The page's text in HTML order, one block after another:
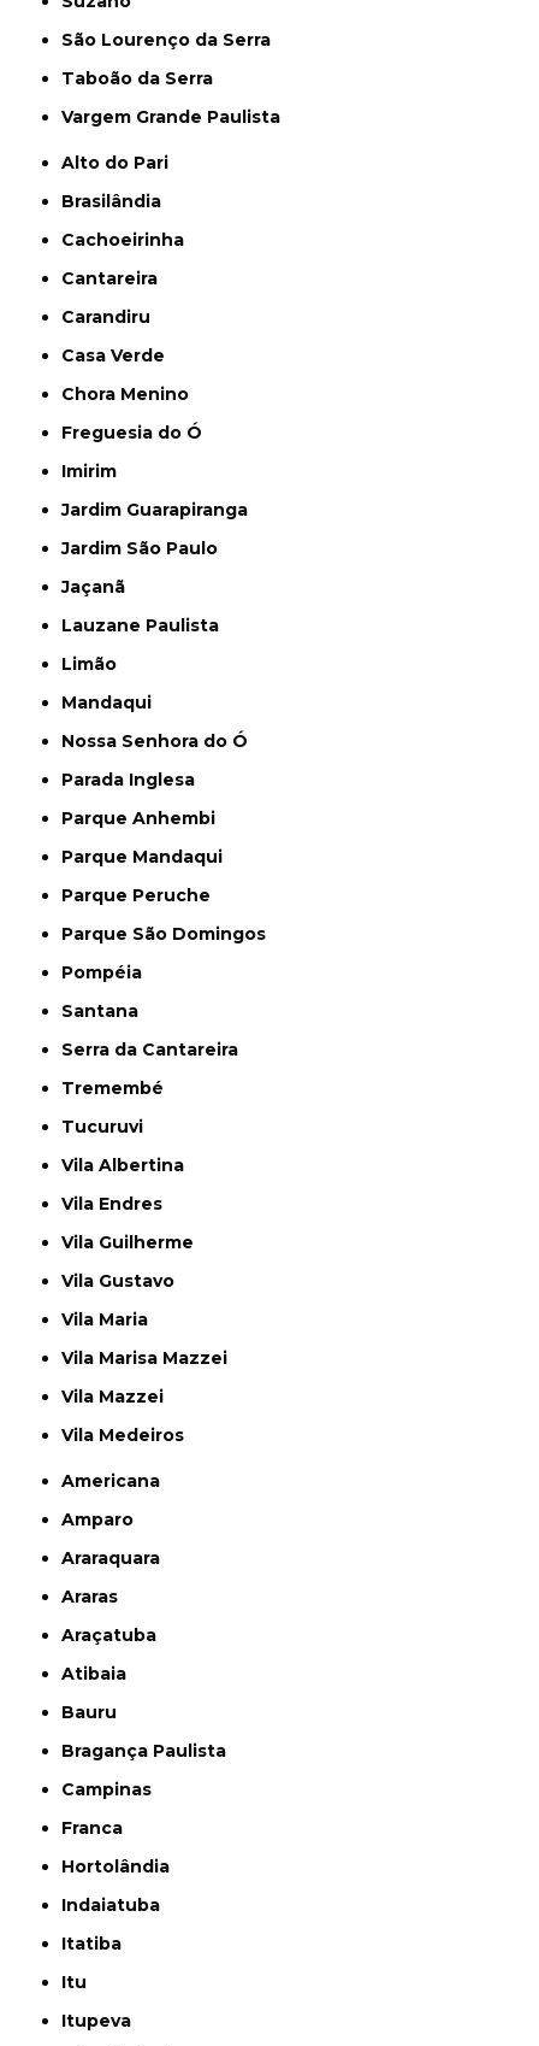
São Lourenço da Serra
Taboão da Serra
Vargem Grande Paulista
Alto do Pari
Brasilândia
Cachoeirinha
Cantareira
Carandiru
Casa Verde
Chora Menino
Freguesia do Ó
Imirim
Jardim Guarapiranga
Jardim São Paulo
Jaçanã
Lauzane Paulista
Limão
Mandaqui
Nossa Senhora do Ó
Parada Inglesa
Parque Anhembi
Parque Mandaqui
Parque Peruche
Parque São Domingos
Pompéia
Santana
Serra da Cantareira
Tremembé
Tucuruvi
Vila Albertina
Vila Endres
Vila Guilherme
Vila Gustavo
Vila Maria
Vila Marisa Mazzei
Vila Mazzei
Vila Medeiros
Americana
Amparo
Araraquara
Araras
Araçatuba
Atibaia
Bauru
Bragança Paulista
Campinas
Franca
Hortolândia
Indaiatuba
Itatiba
Itu
Itupeva